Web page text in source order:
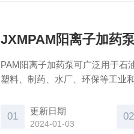
JXMPAM阳离子加药
PAM阳离子加药泵可广泛用于石
塑料、制药、水厂、环保等工业
01 更新日期
2024-01-03
02